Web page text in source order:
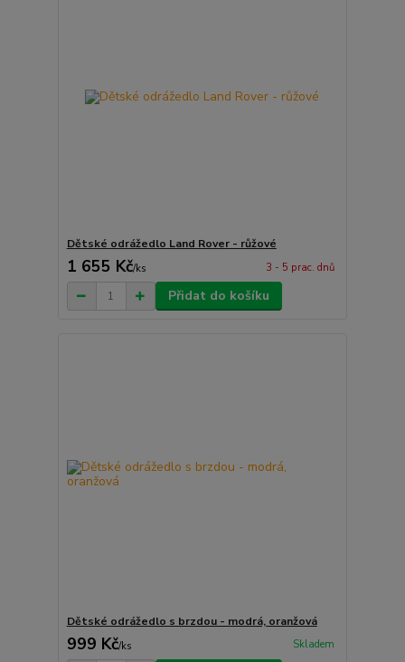
Dětské odrážedlo Land Rover - růžové
1 655 Kč/ks 3 - 5 prac. dnů
Přidat do košíku
Dětské odrážedlo s brzdou - modrá, oranžová
999 Kč/ks Skladem